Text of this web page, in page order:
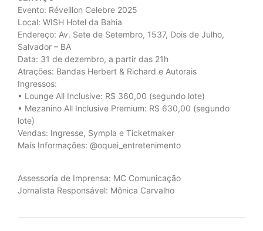
Evento: Réveillon Celebre 2025
Local: WISH Hotel da Bahia
Endereço: Av. Sete de Setembro, 1537, Dois de Julho,
Salvador – BA
Data: 31 de dezembro, a partir das 21h
Atrações: Bandas Herbert & Richard e Autorais
Ingressos:
• Lounge All Inclusive: R$ 360,00 (segundo lote)
• Mezanino All Inclusive Premium: R$ 630,00 (segundo
lote)
Vendas: Ingresse, Sympla e Ticketmaker
Mais Informações: @oquei_entretenimento
Assessoria de Imprensa: MC Comunicação
Jornalista Responsável: Mônica Carvalho